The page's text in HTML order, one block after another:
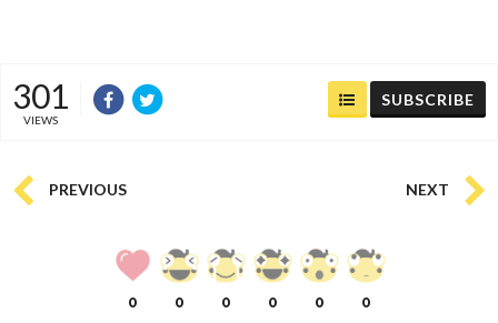
301
VIEWS
SUBSCRIBE
PREVIOUS NEXT
0 0 0 0 0 0